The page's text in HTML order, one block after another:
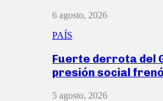
6 agosto, 2026
PAÍS
Fuerte derrota del
presión social
5 agosto, 2026